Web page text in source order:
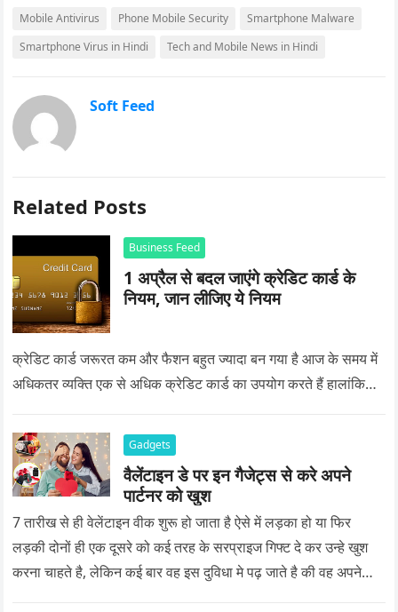
Mobile Antivirus Phone Mobile Security
Smartphone Malware
Smartphone Virus in Hindi
Tech and Mobile News in Hindi
Soft Feed
Related Posts
Business Feed
1 अप्रैल से बदल जाएंगे क्रेडिट कार्ड के
नियम, जान लीजिए ये नियम
क्रेडिट कार्ड जरूरत कम और फैशन बहुत ज्यादा बन गया है आज के समय में
अधिकतर व्यक्ति एक से अधिक क्रेडिट कार्ड का उपयोग करते हैं हालांकि…
Gadgets
वैलेंटाइन डे पर इन गैजेट्स से करे अपने
पार्टनर को खुश
7 तारीख से ही वेलेंटाइन वीक शुरू हो जाता है ऐसे में लड़का हो या फिर
लड़की दोनों ही एक दूसरे को कई तरह के सरप्राइज गिफ्ट दे कर उन्हे खुश
करना चाहते है, लेकिन कई बार वह इस दुविधा मे पढ़ जाते है की वह अपने